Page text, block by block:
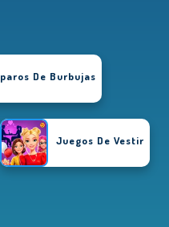
De Burbujas
Juegos De Vestir